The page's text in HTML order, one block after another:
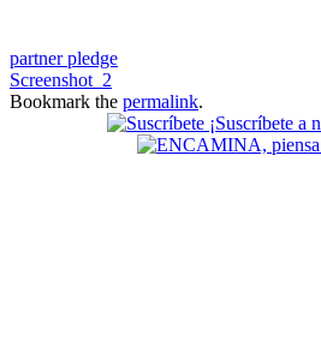
partner pledge
Screenshot_2
Bookmark the permalink.
¡Suscríbete a